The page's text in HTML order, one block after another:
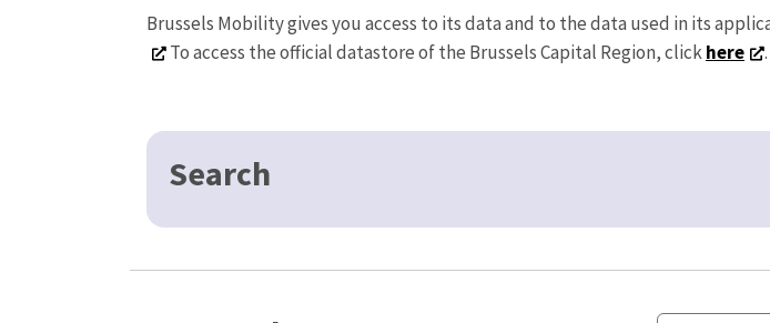
Brussels Mobility gives you access to its data and to the data used in its
To access the official datastore of the Brussels Capital Region, clickhere .
Search